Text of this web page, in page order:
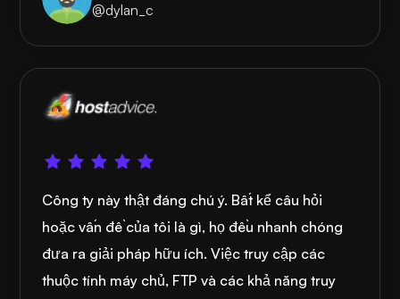
@dylan_c
Công ty này thật đáng chú ý. Bất kể câu hỏi
hoặc vấn đề của tôi là gì, họ đều nhanh chóng
đưa ra giải pháp hữu ích. Việc truy cập các
thuộc tính máy chủ, FTP và các khả năng truy